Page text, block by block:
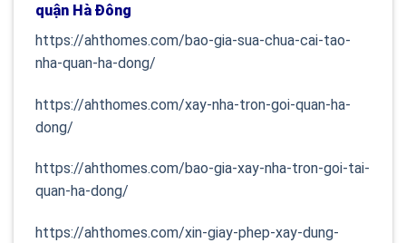
quận Hà Đông
https://ahthomes.com/bao-gia-sua-chua-cai-tao-
nha-quan-ha-dong/
https://ahthomes.com/xay-nha-tron-goi-quan-ha-
dong/
https://ahthomes.com/bao-gia-xay-nha-tron-goi-tai-
quan-ha-dong/
https://ahthomes.com/xin-giay-phep-xay-dung-